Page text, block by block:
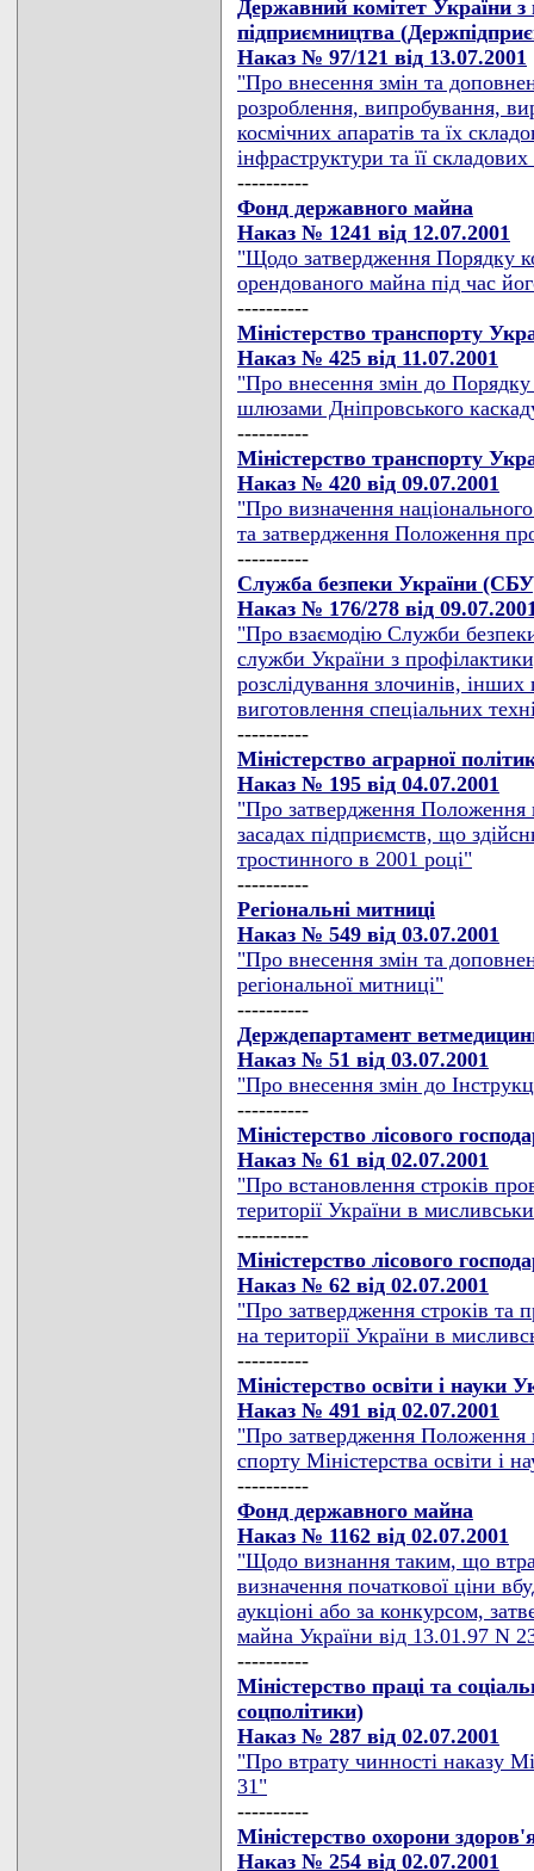
Державний комітет України з
підприємництва
Наказ № 97/121 від 13.07.2001
"Про внесення змін та
розроблення, випробування,
космічних апаратів та їх
інфраструктури та її
----------
Фонд державного майна
Наказ № 1241 від 12.07.2001
"Щодо затвердження Порядку
орендованого майна під час
----------
Міністерство транспорту
Наказ № 425 від 11.07.2001
"Про внесення змін до
шлюзами Дніпровського
----------
Міністерство транспорту
Наказ № 420 від 09.07.2001
"Про визначення
та затвердження Положення
----------
Служба безпеки України
Наказ № 176/278 від
"Про взаємодію Служби
служби України з
розслідування злочинів,
виготовлення спеціальних
----------
Міністерство аграрної
Наказ № 195 від 04.07.2001
"Про затвердження Положення
засадах підприємств, що
тростинного в 2001 році"
----------
Регіональні митниці
Наказ № 549 від 03.07.2001
"Про внесення змін та
регіональної митниці"
----------
Держдепартамент
Наказ № 51 від 03.07.2001
"Про внесення змін до
----------
Міністерство лісового
Наказ № 61 від 02.07.2001
"Про встановлення строків
території України в
----------
Міністерство лісового
Наказ № 62 від 02.07.2001
"Про затвердження строків та
на території України в
----------
Міністерство освіти і науки
Наказ № 491 від 02.07.2001
"Про затвердження Положення
спорту Міністерства освіти і
----------
Фонд державного майна
Наказ № 1162 від 02.07.2001
"Щодо визнання таким, що
визначення початкової ціни
аукціоні або за конкурсом,
майна України від 13.01.97 N
----------
Міністерство праці та
соцполітики)
Наказ № 287 від 02.07.2001
"Про втрату чинності наказу
31"
----------
Міністерство охорони
Наказ № 254 від 02.07.2001